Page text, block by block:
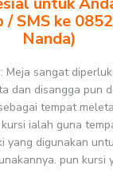
SMS ke
Nanda)
Meja sangat
dan disangga pun
tempat
ialah guna
yang digunakan
pun kursi